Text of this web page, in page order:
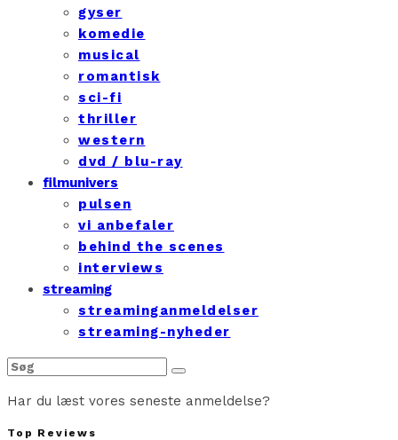
gyser
komedie
musical
romantisk
sci-fi
thriller
western
dvd / blu-ray
filmunivers
pulsen
vi anbefaler
behind the scenes
interviews
streaming
streaminganmeldelser
streaming-nyheder
Har du læst vores seneste anmeldelse?
Top Reviews